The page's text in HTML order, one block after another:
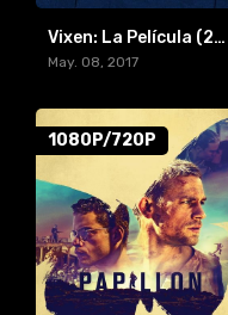
Vixen: La Película (2017) [BR-RIP] [1080p/720p]
May. 08, 2017
1080P/720P